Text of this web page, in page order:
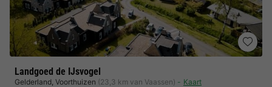
Landgoed de IJsvogel
Gelderland, Voorthuizen (23,3 km van Vaassen) Kaart